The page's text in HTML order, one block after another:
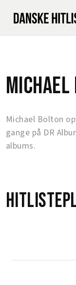
Michael Bolton
gange på DR
albums.